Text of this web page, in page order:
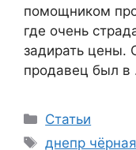
помощником
где очень
задирать цены.
продавец был в
Категорії
Статьи
Позначки
днепр